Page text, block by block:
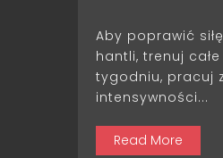
Aby poprawić
hantli, trenuj
tygodniu, pracuj
intensywności...
Read More